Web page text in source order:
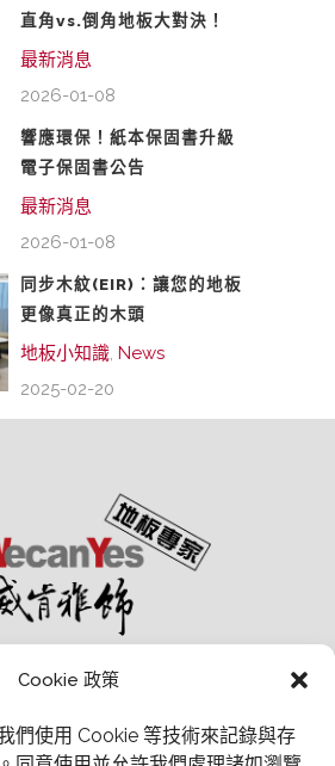
Cookie 政策
們使用 Cookie 等技術來記錄與存
直角vs.倒角地板大對決！
最新消息
2026-01-08
響應環保！紙本保固書升級
電子保固書公告
最新消息
2026-01-08
同步木紋(EIR)：讓您的地板
更像真正的木頭
地板小知識, News
2025-02-20